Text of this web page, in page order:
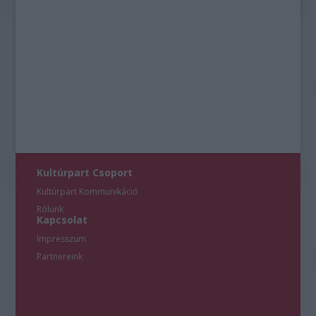
Kultúrpart Csoport
Kultúrpart Kommunikáció
Rólunk
Kapcsolat
Impresszum
Partnereink